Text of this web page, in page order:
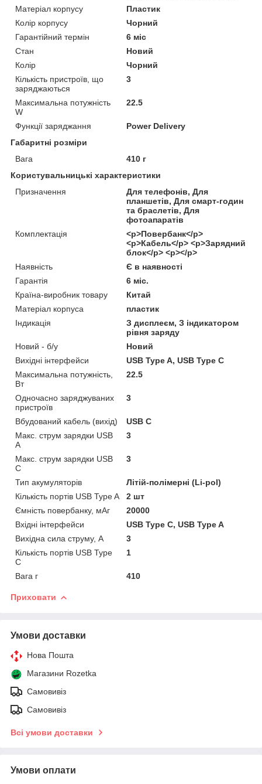
Матеріал корпусу
Пластик
Колір корпусу
Чорний
Гарантійний термін
6 міс
Стан
Новий
Колір
Чорний
Кількість пристроїв, що
заряджаються
3
Максимальна потужність
W
22.5
Функції заряджання
Power Delivery
Габаритні розміри
Вага
410 г
Користувальницькі характеристики
Призначення
Для телефонів, Для
планшетів, Для смарт-годин
та браслетів, Для
фотоапаратів
Комплектація
<p>Повербанк</p>
<p>Кабель</p> <p>Зарядний
блок</p> <p></p>
Наявність
Є в наявності
Гарантія
6 міс.
Країна-виробник товару
Китай
Матеріал корпуса
пластик
Індикація
З дисплеєм, З індикатором
рівня заряду
Новий - б/у
Новий
Вихідні інтерфейси
USB Type A, USB Type C
Максимальна потужність,
Вт
22.5
Одночасно заряджуваних
пристроїв
3
Вбудований кабель (вихід)
USB C
Макс. струм зарядки USB
A
3
Макс. струм зарядки USB
C
3
Тип акумуляторів
Літій-полімерні (Li-pol)
Кількість портів USB Type A
2 шт
Ємність повербанку, мАг
20000
Вхідні інтерфейси
USB Type C, USB Type A
Вихідна сила струму, А
3
Кількість портів USB Type
C
1
Вага г 410
Приховати
Умови доставки
Нова Пошта
Магазини Rozetka
Самовивіз
Самовивіз
Всі умови доставки
Умови оплати